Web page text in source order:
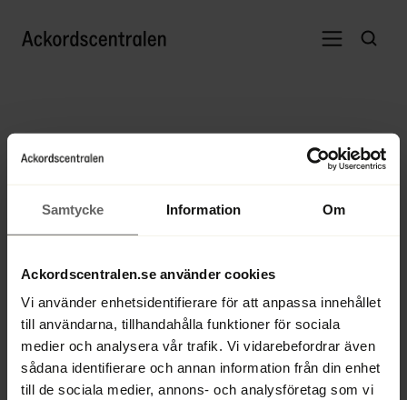
Samtycke Information Om
Ackordscentralen.se använder cookies
Vi använder enhetsidentifierare för att anpassa innehållet
till användarna, tillhandahålla funktioner för sociala
medier och analysera vår trafik. Vi vidarebefordrar även
sådana identifierare och annan information från din enhet
till de sociala medier, annons- och analysföretag som vi